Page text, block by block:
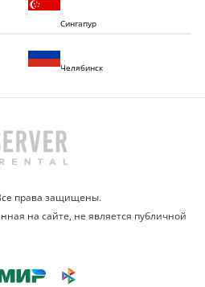
Сингапур
Челябинск
Все права защищены.
на сайте, не является публичной